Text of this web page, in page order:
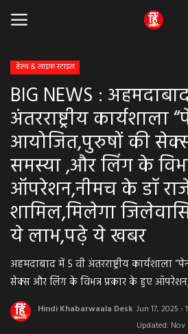
Home
धर्म & ज्योतिष
बड़ी खबर
मध्यप्रदेश
राजस्थान
व्यापार व्यवसाय
राजनीती
हेल्थ & लाइफ स्टाइल
BIG NEWS :
अंतरराष्ट्रीय कार्यशाला
आयोजित,पुरुषों की
समस्या ,और लिंग के
ऑपरेशन,नीमच के डॉ
शामिल,मिलेगा
ये लाभ,पढ़े ये खबर
अहमदाबाद में 5 वी अंतरराष्ट्रीय कार्यशाला
सेक्स और लिंग के विभन्न प्रकार के हुए
Hindi Khabarwaala Desk Jun 17, 2025 -
Updated: